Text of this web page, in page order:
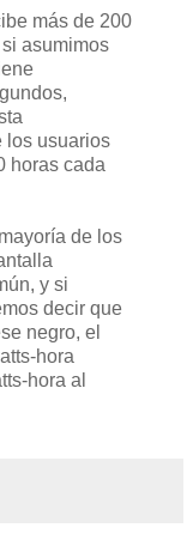
más de 200
asumimos
los usuarios
horas cada
de los
y si
decir que
negro, el
hora
hora al